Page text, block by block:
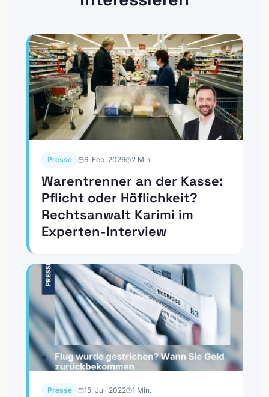
Presse 6. Feb. 2026 2 Min.
Warentrenner an der Kasse:
Pflicht oder Höflichkeit?
Rechtsanwalt Karimi im
Experten-Interview
Presse 15. Juli 2022 1 Min.